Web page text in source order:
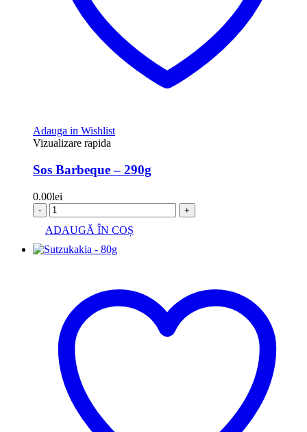
Adauga in Wishlist
Vizualizare rapida
Sos Barbeque – 290g
0.00lei
- +
ADAUGĂ ÎN COȘ